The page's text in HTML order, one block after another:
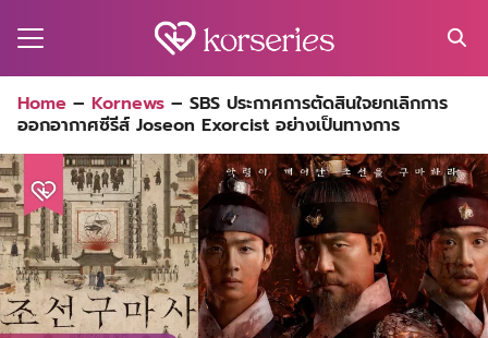
for:
Home – Kornews – SBS ประกาศการตัดสินใจยกเลิกการ
ออกอากาศซีรีส์ Joseon Exorcist อย่างเป็นทางการ